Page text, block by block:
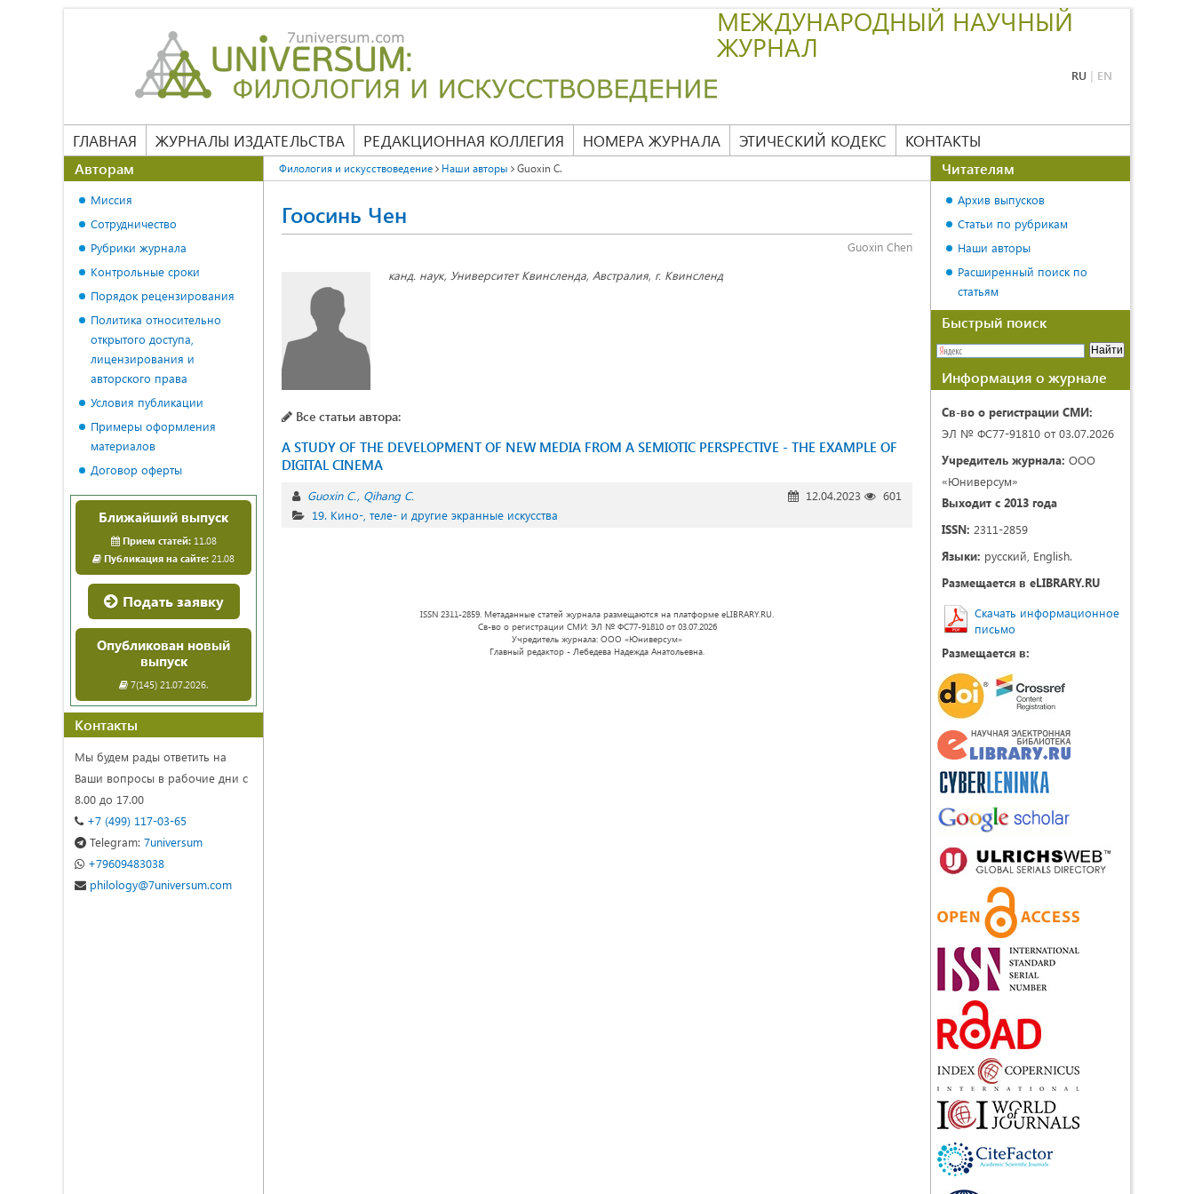
МЕЖДУНАРОДНЫЙ НАУЧНЫЙ
ЖУРНАЛ
RU | EN
ГЛАВНАЯ ЖУРНАЛЫ ИЗДАТЕЛЬСТВА РЕДАКЦИОННАЯ КОЛЛЕГИЯ НОМЕРА ЖУРНАЛА ЭТИЧЕСКИЙ КОДЕКС КОНТАКТЫ
Филология и искусствоведение Наши авторы Guoxin C.
Гоосинь Чен
Guoxin Chen
канд. наук, Университет Квинсленда, Австралия, г. Квинсленд
Все статьи автора:
A STUDY OF THE DEVELOPMENT OF NEW MEDIA FROM A SEMIOTIC PERSPECTIVE - THE EXAMPLE OF
DIGITAL CINEMA
Guoxin C. Qihang C. 12.04.2023
601
19. Кино-, теле- и другие экранные искусства
ISSN 2311-2859. Метаданные статей журнала размещаются на платформе eLIBRARY.RU.
Св-во о регистрации СМИ: ЭЛ № ФС77-91810 от 03.07.2026
Учредитель журнала: ООО «Юниверсум»
Главный редактор - Лебедева Надежда Анатольевна.
Авторам
Миссия
Сотрудничество
Рубрики журнала
Контрольные сроки
Порядок рецензирования
Политика относительно
открытого доступа,
лицензирования и
авторского права
Условия публикации
Примеры оформления
материалов
Договор оферты
Ближайший выпуск
Прием статей:11.08
Публикация на сайте: 21.08
Подать заявку
Опубликован новый
выпуск
7(145) 21.07.2026.
Контакты
Мы будем рады ответить на
Ваши вопросы в рабочие дни с
8.00 до 17.00
+7 (499) 117-03-65
Telegram: 7universum
+79609483038
philology@7universum.com
Читателям
Архив выпусков
Статьи по рубрикам
Наши авторы
Расширенный поиск по
статьям
Быстрый поиск
Информация о журнале
Св-во о регистрации СМИ:
ЭЛ № ФС77-91810 от 03.07.2026
Учредитель журнала: ООО
«Юниверсум»
Выходит с 2013 года
ISSN: 2311-2859
Языки: русский, English.
Размещается в eLIBRARY.RU
Скачать информационное
письмо
Размещается в: